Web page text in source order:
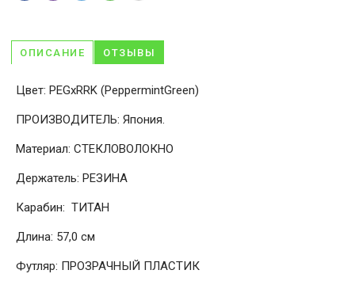
ОПИСАНИЕ ОТЗЫВЫ
Цвет: PEGxRRK (PeppermintGreen)
ПРОИЗВОДИТЕЛЬ: Япония.
Материал: СТЕКЛОВОЛОКНО
Держатель: РЕЗИНА
Карабин: ТИТАН
Длина: 57,0 cм
Футляр: ПРОЗРАЧНЫЙ ПЛАСТИК